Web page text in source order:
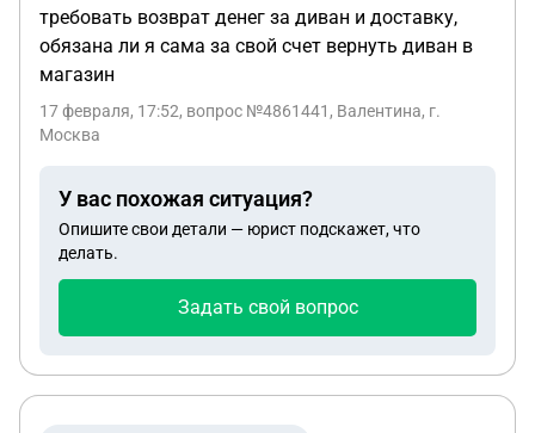
требовать возврат денег за диван и доставку,
обязана ли я сама за свой счет вернуть диван в
магазин
17 февраля, 17:52, вопрос №4861441, Валентина, г.
Москва
У вас похожая ситуация?
Опишите свои детали — юрист подскажет, что
делать.
Задать свой вопрос